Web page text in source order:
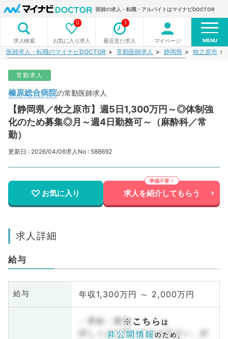
医師の求人・転職・アルバイトはマイナビDOCTOR
求人検索 お気に入り求人
0
最近見た求人
1
マイページ MENU
医師求人・転職のマイナビDOCTOR 常勤医師求人 静岡県 牧之原市
常勤求人
榛原総合病院の常勤医師求人
【静岡県／牧之原市】週5日1,300万円～◎体制強
化のため募集◎月～週4日勤務可～（麻酔科／常
勤）
更新日 : 2026/04/06求人No : 588692
お気に入り 求人を紹介してもらう
求人詳細
給与
給与 年収1,300万円 ～ 2,000万円
・昇給・賞与
詳しくはお問い合わせ下さい。詳